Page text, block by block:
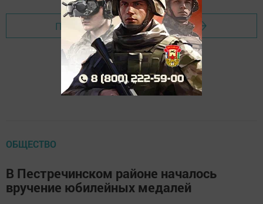
Перейти на страницу новости
ОБЩЕСТВО
В Пестречинском районе началось
вручение юбилейных медалей